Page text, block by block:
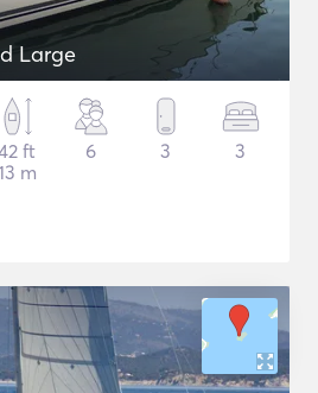
Large
ft
m
6 3 3